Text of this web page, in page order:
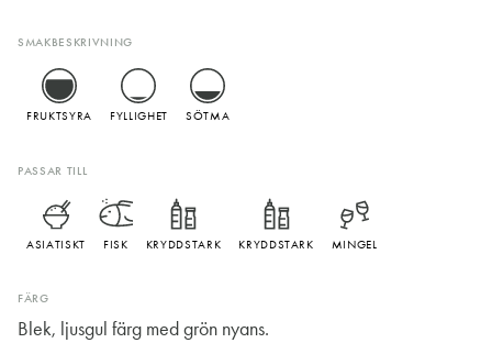
SMAKBESKRIVNING
FRUKTSYRA FYLLIGHET SÖTMA
PASSAR TILL
ASIATISKT FISK KRYDDSTARK KRYDDSTARK MINGEL
FÄRG
Blek, ljusgul färg med grön nyans.